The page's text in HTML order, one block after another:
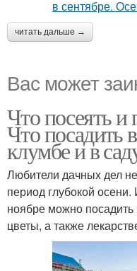
читать дальше →
Вас может
Что посеять и
Что посадить
клумбе и в
Любители дачных дел
период глубокой
ноябре можно
цветы, а также